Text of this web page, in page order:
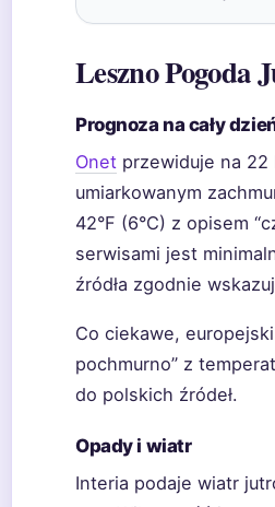
Leszno Pogoda
Prognoza na cały
Onet przewiduje na
umiarkowanym
42°F (6°C) z opisem
serwisami jest
źródła zgodnie
Co ciekawe,
pochmurno” z
do polskich źródeł.
Opady i wiatr
Interia podaje wiatr